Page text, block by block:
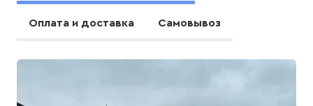
Оплата и доставка Самовывоз